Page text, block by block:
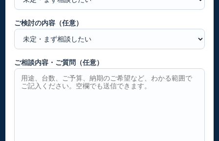
ご検討の内容（任意）
ご相談内容・ご質問（任意）